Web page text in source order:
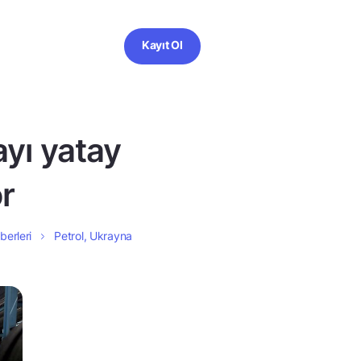
Kayıt Ol
yatay
Petrol, Ukrayna